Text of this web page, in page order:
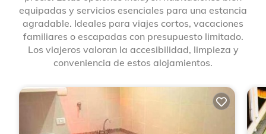
equipadas y servicios esenciales para una estancia
agradable. Ideales para viajes cortos, vacaciones
familiares o escapadas con presupuesto limitado.
Los viajeros valoran la accesibilidad, limpieza y
conveniencia de estos alojamientos.